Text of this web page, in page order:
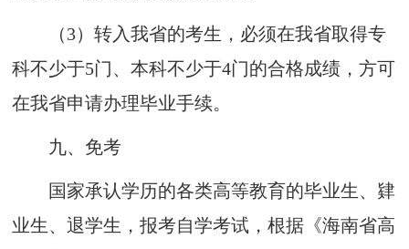
（3）转入我省的考生，必须在我省取得专
科不少于5门、本科不少于4门的合格成绩，方可
在我省申请办理毕业手续。
九、 免考
国家承认学历的各类高等教育的毕业生、肄
业生、退学生，报考自学考试，根据《海南省高